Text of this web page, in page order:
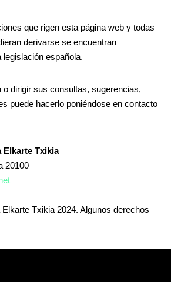
que rigen esta página web y todas
derivarse se encuentran
española.
o dirigir sus consultas, sugerencias,
puede hacerlo poniéndose en contacto
Elkarte Txikia
20100
Txikia 2024. Algunos derechos